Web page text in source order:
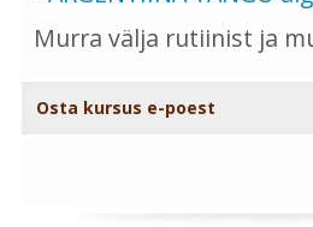
Murra välja rutiinist ja
Osta kursus e-poest